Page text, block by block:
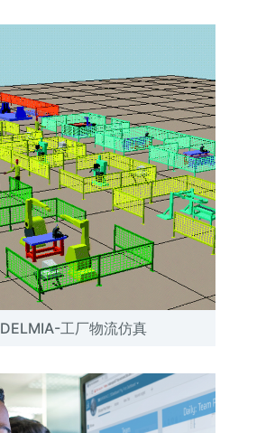
DELMIA-工厂物流仿真